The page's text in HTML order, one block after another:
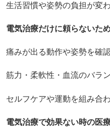
生活習慣や姿勢の負担が変
電気治療だけに頼らないた
痛みが出る動作や姿勢を確
筋力・柔軟性・血流のバラ
セルフケアや運動を組み合
電気治療で効果ない時の医